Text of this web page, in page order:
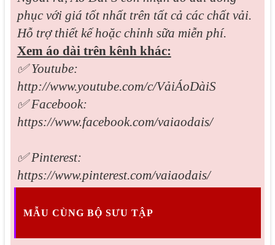
phục với giá tốt nhất trên tất cả các chất vải.
Hỗ trợ thiết kế hoặc chỉnh sữa miễn phí.
Xem áo dài trên kênh khác:
✅ Youtube:
http://www.youtube.com/c/VảiÁoDàiS
✅ Facebook:
https://www.facebook.com/vaiaodais/
✅ Pinterest:
https://www.pinterest.com/vaiaodais/
MẪU CÙNG BỘ SƯU TẬP